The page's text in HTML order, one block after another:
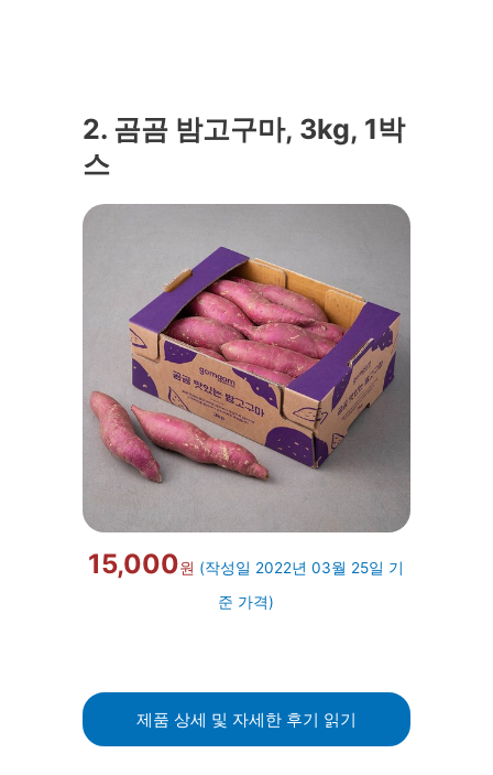
2. 곰곰 밤고구마, 3kg, 1박
스
15,000원 (작성일 2022년 03월 25일 기
준 가격)
제품 상세 및 자세한 후기 읽기